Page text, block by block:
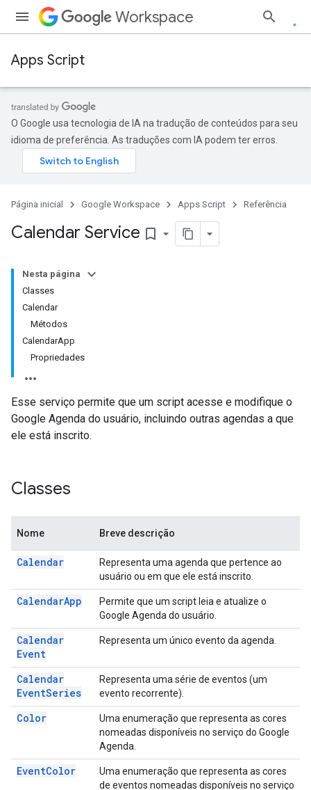
Workspace
Apps Script
O Google usa tecnologia de IA na tradução de conteúdos para seu
idioma de preferência. As traduções com IA podem ter erros.
Página inicial Google Workspace Apps Script Referência
Calendar Service bookmark_border
Nesta página
Classes
Calendar
Métodos
CalendarApp
Propriedades
Esse serviço permite que um script acesse e modifique o
Google Agenda do usuário, incluindo outras agendas a que
ele está inscrito.
Classes
Nome Breve descrição
Calendar
Representa uma agenda que pertence ao
usuário ou em que ele está inscrito.
CalendarApp
Permite que um script leia e atualize o
Google Agenda do usuário.
Calendar
Event
Representa um único evento da agenda.
Calendar
EventSeries
Representa uma série de eventos (um
evento recorrente).
Color
Uma enumeração que representa as cores
nomeadas disponíveis no serviço do Google
Agenda.
EventColor
Uma enumeração que representa as cores
de eventos nomeadas disponíveis no serviço